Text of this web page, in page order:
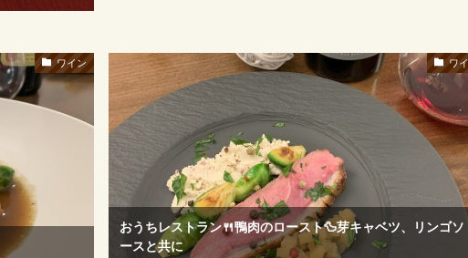
ワイン ワ
おうちレストラン🍴鴨肉のロースト🦆芽キャベツ、リンゴソ
ースと共に